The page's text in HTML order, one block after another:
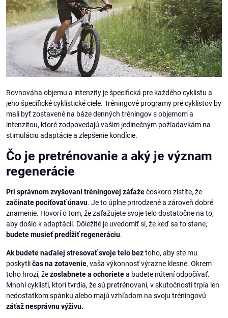
Rovnováha objemu a intenzity je špecifická pre každého cyklistu a
jeho špecifické cyklistické ciele. Tréningové programy pre cyklistov by
mali byť zostavené na báze denných tréningov s objemom a
intenzitou, ktoré zodpovedajú vašim jedinečným požiadavkám na
stimuláciu adaptácie a zlepšenie kondície.
Čo je pretrénovanie a aký je význam
regenerácie
Pri správnom zvyšovaní tréningovej záťažečoskoro zistíte, že
začínate pociťovať únavu. Je to úplne prirodzené a zároveň dobré
znamenie. Hovorí o tom, že zaťažujete svoje telo dostatočne na to,
aby došlo k adaptácii. Dôležité je uvedomiť si, že keď sa to stane,
budete musieť predĺžiť regeneráciu.
Ak budete naďalej stresovať svoje telo beztoho, aby ste mu
poskytličas na zotavenie, vaša výkonnosť výrazne klesne. Okrem
toho hrozí, žezoslabnete a ochorietea budete nútení odpočívať.
Mnohí cyklisti, ktorí tvrdia, že sú pretrénovaní, v skutočnosti trpia len
nedostatkom spánku alebo majú vzhľadom na svoju tréningovú
záťaž nesprávnu výživu.